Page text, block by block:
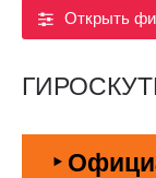
Открыть
‣